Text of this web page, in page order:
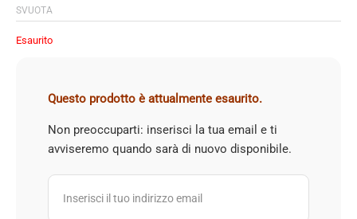
SVUOTA
Esaurito
Questo prodotto è attualmente esaurito.
Non preoccuparti: inserisci la tua email e ti
avviseremo quando sarà di nuovo disponibile.